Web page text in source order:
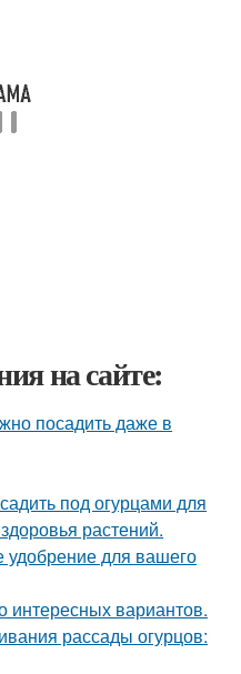
на сайте:
посадить даже в
под огурцами для
растений.
для вашего
интересных вариантов.
рассады огурцов: